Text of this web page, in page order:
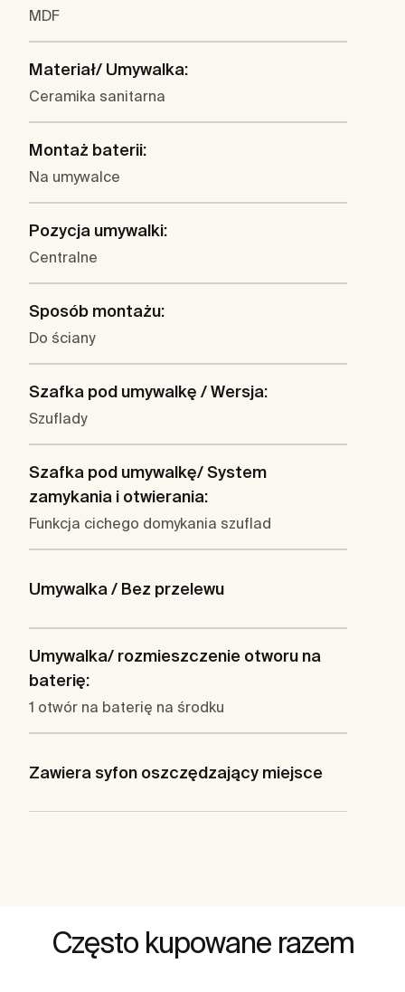
MDF
Materiał/ Umywalka:
Ceramika sanitarna
Montaż baterii:
Na umywalce
Pozycja umywalki:
Centralne
Sposób montażu:
Do ściany
Szafka pod umywalkę / Wersja:
Szuflady
Szafka pod umywalkę/ System
zamykania i otwierania:
Funkcja cichego domykania szuflad
Umywalka / Bez przelewu
Umywalka/ rozmieszczenie otworu na
baterię:
1 otwór na baterię na środku
Zawiera syfon oszczędzający miejsce
Często kupowane razem